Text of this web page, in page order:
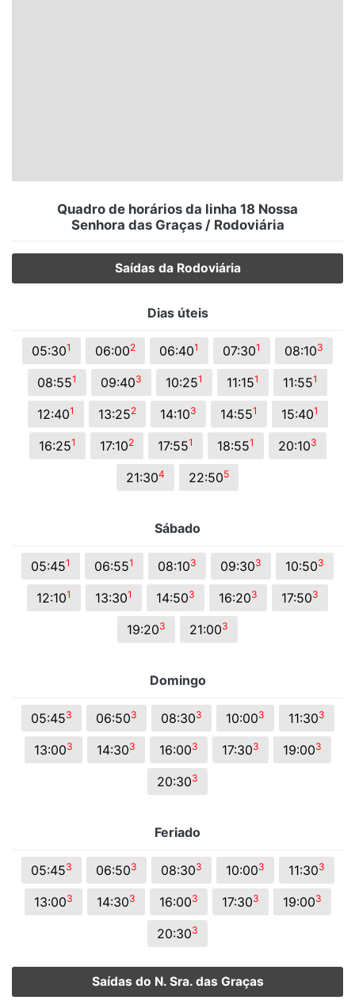
Quadro de horários da linha 18 Nossa
Senhora das Graças / Rodoviária
Saídas da Rodoviária
Dias úteis
05:301 06:002 06:401 07:301 08:103
08:551 09:403 10:251 11:151 11:551
12:401 13:252 14:103 14:551 15:401
16:251 17:102 17:551 18:551 20:103
21:304 22:505
Sábado
05:451 06:551 08:103 09:303 10:503
12:101 13:301 14:503 16:203 17:503
19:203 21:003
Domingo
05:453 06:503 08:303 10:003 11:303
13:003 14:303 16:003 17:303 19:003
20:303
Feriado
05:453 06:503 08:303 10:003 11:303
13:003 14:303 16:003 17:303 19:003
20:303
Saídas do N. Sra. das Graças